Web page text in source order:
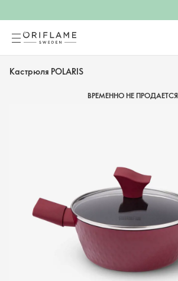
Кастрюля POLARIS
ВРЕМЕННО НЕ ПРОДАЕТСЯ